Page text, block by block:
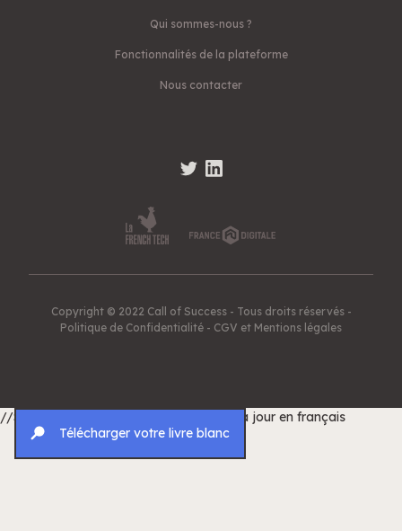
Qui sommes-nous ?
Fonctionnalités de la plateforme
Nous contacter
Copyright © 2022 Call of Success - Tous droits réservés -
Politique de Confidentialité - CGV et Mentions légales
Télécharger votre livre blanc
//Script pour traduire les dates de mise à jour en français